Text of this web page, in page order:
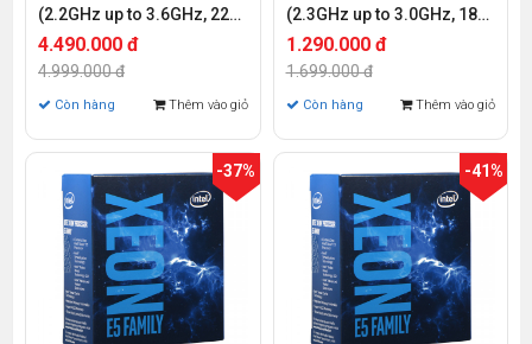
(2.2GHz up to 3.6GHz, 22
Cores 44 Threads, 55MB
Cache, Socket Intel LGA
4.490.000 đ
4.999.000 đ
Còn hàng Thêm vào giỏ
(2.3GHz up to 3.0GHz, 18
Cores 36 Threads, 45MB
Cache, Socket Intel LGA
1.290.000 đ
1.699.000 đ
Còn hàng Thêm vào giỏ
-37% -41%